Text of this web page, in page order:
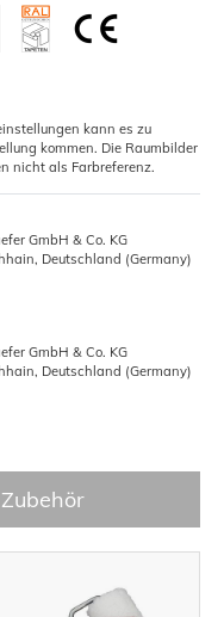
kann es zu
kommen. Die Raumbilder
nicht als Farbreferenz.
GmbH & Co. KG
Deutschland (Germany)
GmbH & Co. KG
Deutschland (Germany)